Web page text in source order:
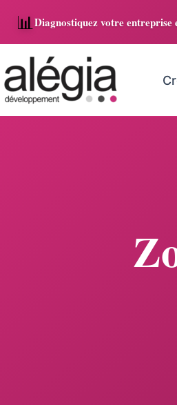
📊Diagnostiquez votre entreprise
contenu
votre
adresse
e-
mail…